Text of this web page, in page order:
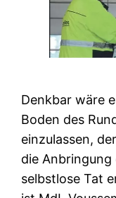
Denkbar wäre
Boden des
einzulassen,
die Anbringung
selbstlose Tat